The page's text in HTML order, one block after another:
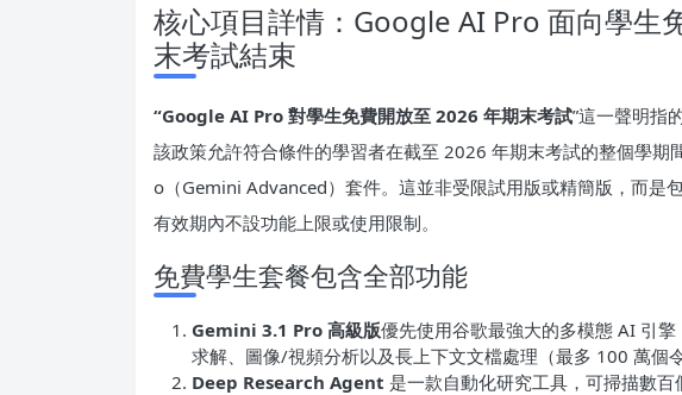
核心項目詳情：Google AI Pro 面向學生
末考試結束
“Google AI Pro 對學生免費開放至 2026 年期末考試”這一聲明指
該政策允許符合條件的學習者在截至 2026 年期末考試的整個學
o（Gemini Advanced）套件。這並非受限試用版或精簡版，而是
有效期內不設功能上限或使用限制。
免費學生套餐包含全部功能
Gemini 3.1 Pro 高級版優先使用谷歌最強大的多模態 AI 引
求解、圖像/視頻分析以及長上下文文檔處理（最多 100 萬
Deep Research Agent 是一款自動化研究工具，可掃描數